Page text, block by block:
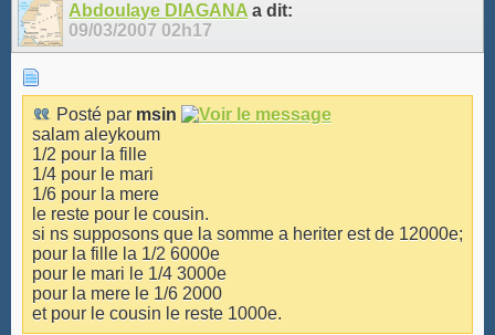
Abdoulaye DIAGANA a dit:
09/03/2007 02h17
Posté par msin
salam aleykoum
1/2 pour la fille
1/4 pour le mari
1/6 pour la mere
le reste pour le cousin.
si ns supposons que la somme a heriter est de 12000e;
pour la fille la 1/2 6000e
pour le mari le 1/4 3000e
pour la mere le 1/6 2000
et pour le cousin le reste 1000e.